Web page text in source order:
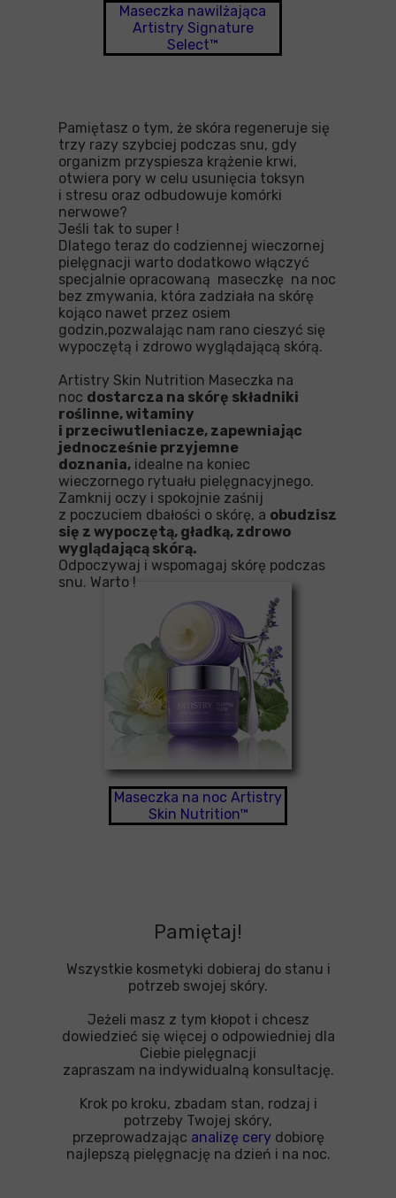
Maseczka nawilżająca
Artistry Signature
Select™
Pamiętasz o tym, że skóra regeneruje się
trzy razy szybciej podczas snu, gdy
organizm przyspiesza krążenie krwi,
otwiera pory w celu usunięcia toksyn
i stresu oraz odbudowuje komórki
nerwowe?
Jeśli tak to super !
Dlatego teraz do codziennej wieczornej
pielęgnacji warto dodatkowo włączyć
specjalnie opracowaną maseczkę na noc
bez zmywania, która zadziała na skórę
kojąco nawet przez osiem
godzin,pozwalając nam rano cieszyć się
wypoczętą i zdrowo wyglądającą skórą.
Artistry Skin Nutrition Maseczka na
noc dostarcza na skórę składniki
roślinne, witaminy
i przeciwutleniacze, zapewniając
jednocześnie przyjemne
doznania, idealne na koniec
wieczornego rytuału pielęgnacyjnego.
Zamknij oczy i spokojnie zaśnij
z poczuciem dbałości o skórę, a obudzisz
się z wypoczętą, gładką, zdrowo
wyglądającą skórą.
Odpoczywaj i wspomagaj skórę podczas
snu. Warto !
Maseczka na noc Artistry
Skin Nutrition™
Pamiętaj!
Wszystkie kosmetyki dobieraj do stanu i
potrzeb swojej skóry.
Jeżeli masz z tym kłopot i chcesz
dowiedzieć się więcej o odpowiedniej dla
Ciebie pielęgnacji
zapraszam na indywidualną konsultację.
Krok po kroku, zbadam stan, rodzaj i
potrzeby Twojej skóry,
przeprowadzając analizę cerydobiorę
najlepszą pielęgnację na dzień i na noc.